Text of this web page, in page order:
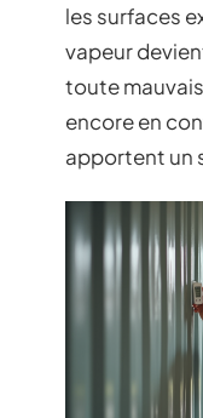
les surfaces
vapeur
toute
encore en
apportent un